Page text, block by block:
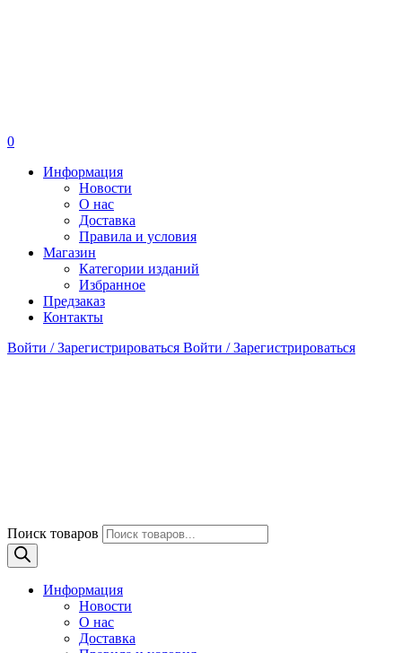
0
Информация
Новости
О нас
Доставка
Правила и условия
Магазин
Категории изданий
Избранное
Предзаказ
Контакты
Войти / Зарегистрироваться Войти / Зарегистрироваться
Поиск товаров
Информация
Новости
О нас
Доставка